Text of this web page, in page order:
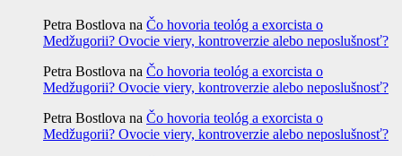
Petra Bostlova na Čo hovoria teológ a exorcista o
Medžugorii? Ovocie viery, kontroverzie alebo neposlušnosť?
Petra Bostlova na Čo hovoria teológ a exorcista o
Medžugorii? Ovocie viery, kontroverzie alebo neposlušnosť?
Petra Bostlova na Čo hovoria teológ a exorcista o
Medžugorii? Ovocie viery, kontroverzie alebo neposlušnosť?